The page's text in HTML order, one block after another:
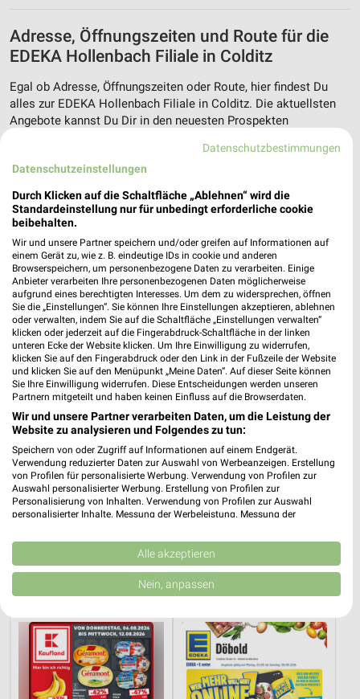
Adresse, Öffnungszeiten und Route für die
EDEKA Hollenbach Filiale in Colditz
Egal ob Adresse, Öffnungszeiten oder Route, hier findest Du
alles zur EDEKA Hollenbach Filiale in Colditz. Die aktuellsten
Angebote kannst Du Dir in den neuesten Prospekten
kannst Du über die Routen-Funktion den schnellsten Weg zu
Deiner Lieblings-Filiale von nah & gut finden.
Supermärkte Angebote für Colditz und
Umgebung
16 Prospekte
REWE
Noch morgen gültig
SELGROS
Frischfisch
Noch morgen gültig
Datenschutzbestimmungen
Datenschutzeinstellungen
Durch Klicken auf die Schaltfläche „Ablehnen“ wird die
Standardeinstellung nur für unbedingt erforderliche cookie
beibehalten.
Wir und unsere Partner speichern und/oder greifen auf Informationen auf
einem Gerät zu, wie z. B. eindeutige IDs in cookie und anderen
Browserspeichern, um personenbezogene Daten zu verarbeiten. Einige
Anbieter verarbeiten Ihre personenbezogenen Daten möglicherweise
aufgrund eines berechtigten Interesses. Um dem zu widersprechen, öffnen
Sie die „Einstellungen“. Sie können Ihre Einstellungen akzeptieren, ablehnen
oder verwalten, indem Sie auf die Schaltfläche „Einstellungen verwalten“
klicken oder jederzeit auf die Fingerabdruck-Schaltfläche in der linken
unteren Ecke der Website klicken. Um Ihre Einwilligung zu widerrufen,
klicken Sie auf den Fingerabdruck oder den Link in der Fußzeile der Website
und klicken Sie auf den Menüpunkt „Meine Daten“. Auf dieser Seite können
Sie Ihre Einwilligung widerrufen. Diese Entscheidungen werden unseren
Partnern mitgeteilt und haben keinen Einfluss auf die Browserdaten.
Wir und unsere Partner verarbeiten Daten, um die Leistung der
Website zu analysieren und Folgendes zu tun:
Speichern von oder Zugriff auf Informationen auf einem Endgerät.
Verwendung reduzierter Daten zur Auswahl von Werbeanzeigen. Erstellung
von Profilen für personalisierte Werbung. Verwendung von Profilen zur
Auswahl personalisierter Werbung. Erstellung von Profilen zur
Personalisierung von Inhalten. Verwendung von Profilen zur Auswahl
personalisierter Inhalte. Messung der Werbeleistung. Messung der
Kombinationen von Daten aus verschiedenen Quellen. Entwicklung und
Verbesserung der Angebote. Verwendung reduzierter Daten zur Auswahl
von Inhalten.
Daten können außerhalb der Europäischen Union weitergegeben und in die
USA gesendet werden.
Website/App.
Partnerliste anzeigen (1 IAB-Anbieter)
Wir nutzen Ihre Daten für folgende Zwecke:
IAB-Verarbeitungszwecke:
Alle akzeptieren
Nein, anpassen